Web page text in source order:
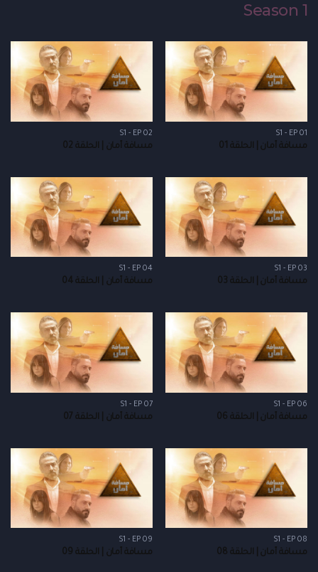
Season 1
S1 - EP 01
مسافة أمان | الحلقة 01
S1 - EP 02
مسافة أمان | الحلقة 02
S1 - EP 03
مسافة أمان | الحلقة 03
S1 - EP 04
مسافة أمان | الحلقة 04
S1 - EP 06
مسافة أمان | الحلقة 06
S1 - EP 07
مسافة أمان | الحلقة 07
S1 - EP 08
مسافة أمان | الحلقة 08
S1 - EP 09
مسافة أمان | الحلقة 09